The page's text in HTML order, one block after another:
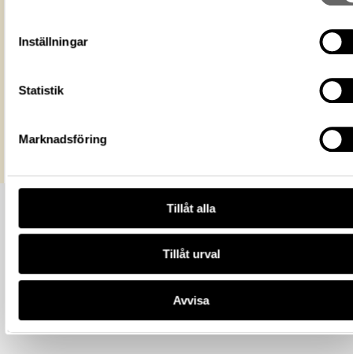
Inställningar
Statistik
Marknadsföring
Tillåt alla
Tillåt urval
Avvisa
All textinformation (metadata) på denna sida är fri att använda